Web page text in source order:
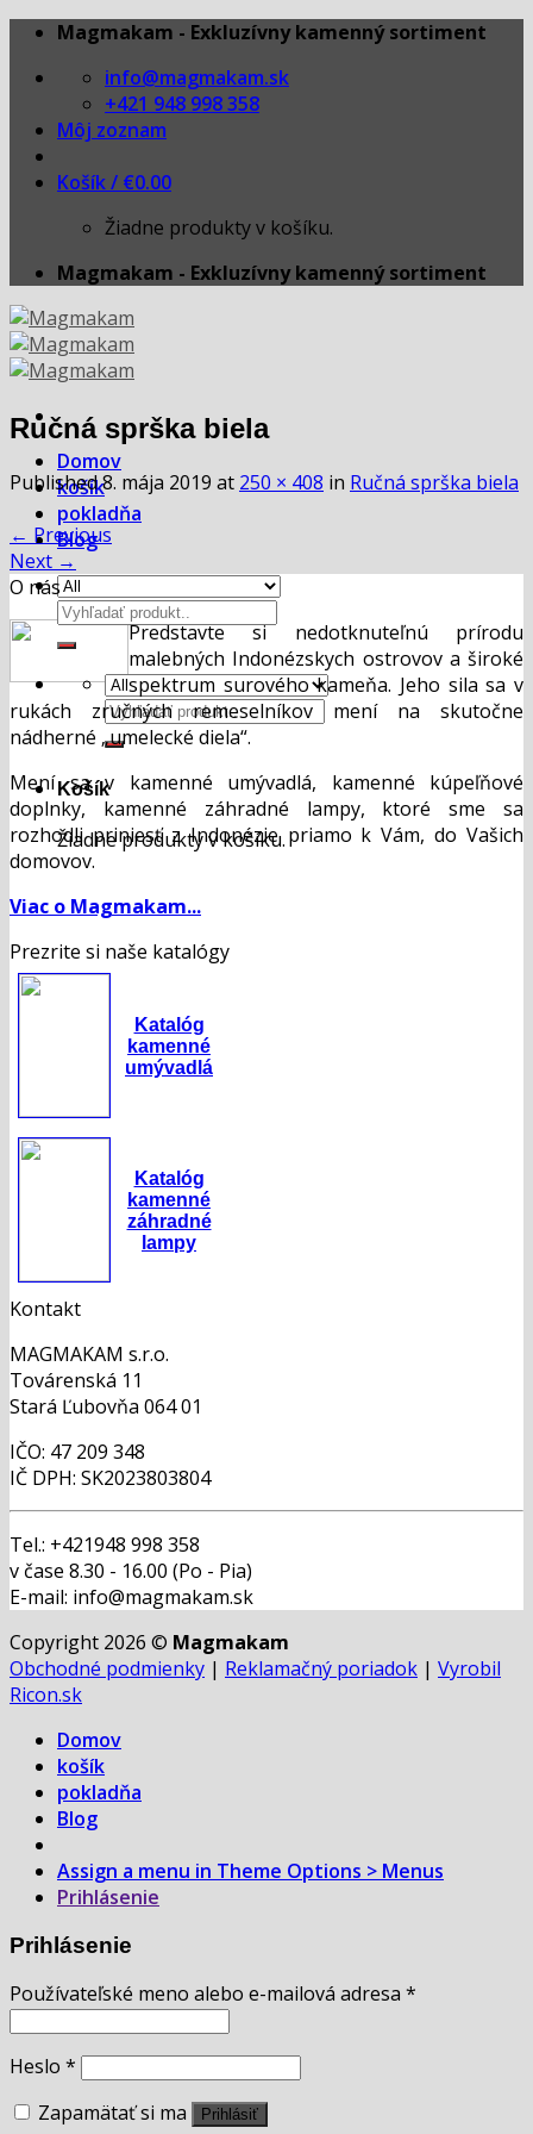
Skip
content
Magmakam - Exkluzívny kamenný sortiment
info@magmakam.sk
+421 948 998 358
Môj zoznam
Košík / €0.00
Žiadne produkty v košíku.
Magmakam - Exkluzívny kamenný sortiment
Domov
košík
pokladňa
Blog
Hľadať:
Hľadať:
Košík
Žiadne produkty v košíku.
Ručná sprška biela
Published8. mája 2019 at 250 × 408 in Ručná sprška biela
← Previous
Next →
O nás
Predstavte si nedotknuteľnú prírodu
malebných Indonézskych ostrovov a široké
spektrum surového kameňa. Jeho sila sa v
rukách zručných remeselníkov mení na skutočne
nádherné „umelecké diela“.
Mení sa v kamenné umývadlá, kamenné kúpeľňové
doplnky, kamenné záhradné lampy, ktoré sme sa
rozhodli priniesť z Indonézie priamo k Vám, do Vašich
domovov.
Viac o Magmakam...
Prezrite si naše katalógy
Katalóg
kamenné
umývadlá
Katalóg
kamenné
záhradné
lampy
Kontakt
MAGMAKAM s.r.o.
Továrenská 11
Stará Ľubovňa 064 01
IČO: 47 209 348
IČ DPH: SK2023803804
Tel.: +421948 998 358
v čase 8.30 - 16.00 (Po - Pia)
E-mail: info@magmakam.sk
Copyright 2026 © Magmakam
Obchodné podmienky | Reklamačný poriadok | Vyrobil
Ricon.sk
Domov
košík
pokladňa
Blog
Assign a menu in Theme Options > Menus
Prihlásenie
Prihlásenie
Používateľské meno alebo e-mailová adresa *
Heslo *
Zapamätať si ma
Prihlásiť